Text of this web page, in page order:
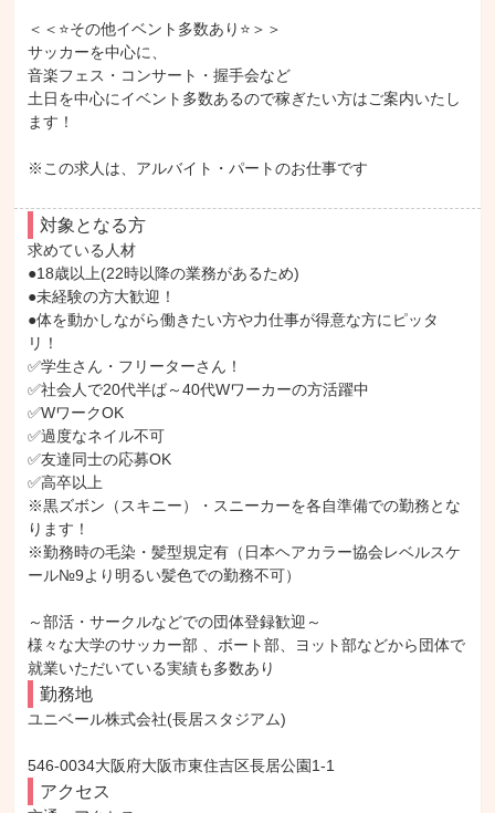
＜＜⭐その他イベント多数あり⭐＞＞
サッカーを中心に、
音楽フェス・コンサート・握手会など
土日を中心にイベント多数あるので稼ぎたい方はご案内いたし
ます！
※この求人は、アルバイト・パートのお仕事です
対象となる方
求めている人材
●18歳以上(22時以降の業務があるため)
●未経験の方大歓迎！
●体を動かしながら働きたい方や力仕事が得意な方にピッタ
リ！
✅学生さん・フリーターさん！
✅社会人で20代半ば～40代Wワーカーの方活躍中
✅WワークOK
✅過度なネイル不可
✅友達同士の応募OK
✅高卒以上
※黒ズボン（スキニー）・スニーカーを各自準備での勤務とな
ります！
※勤務時の毛染・髪型規定有（日本ヘアカラー協会レベルスケ
ール№9より明るい髪色での勤務不可）
～部活・サークルなどでの団体登録歓迎～
様々な大学のサッカー部 、ボート部、ヨット部などから団体で
就業いただいている実績も多数あり
勤務地
ユニベール株式会社(長居スタジアム)
546-0034大阪府大阪市東住吉区長居公園1-1
アクセス